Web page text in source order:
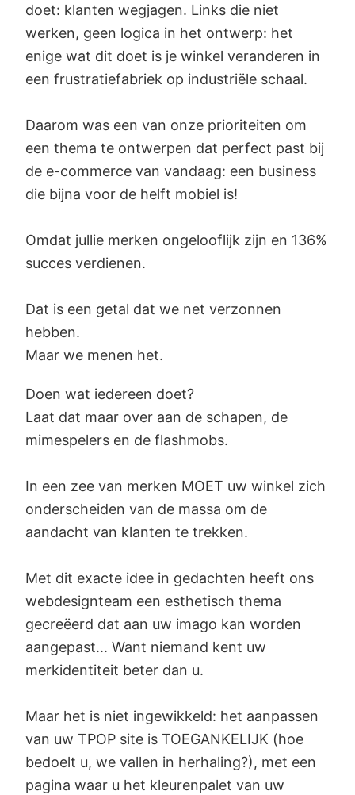
doet: klanten wegjagen. Links die niet
werken, geen logica in het ontwerp: het
enige wat dit doet is je winkel veranderen in
een frustratiefabriek op industriële schaal.
Daarom was een van onze prioriteiten om
een thema te ontwerpen dat perfect past bij
de e-commerce van vandaag: een business
die bijna voor de helft mobiel is!
Omdat jullie merken ongelooflijk zijn en 136%
succes verdienen.
Dat is een getal dat we net verzonnen
hebben.
Maar we menen het.
Doen wat iedereen doet?
Laat dat maar over aan de schapen, de
mimespelers en de flashmobs.
In een zee van merken MOET uw winkel zich
onderscheiden van de massa om de
aandacht van klanten te trekken.
Met dit exacte idee in gedachten heeft ons
webdesignteam een esthetisch thema
gecreëerd dat aan uw imago kan worden
aangepast... Want niemand kent uw
merkidentiteit beter dan u.
Maar het is niet ingewikkeld: het aanpassen
van uw TPOP site is TOEGANKELIJK (hoe
bedoelt u, we vallen in herhaling?), met een
pagina waar u het kleurenpalet van uw